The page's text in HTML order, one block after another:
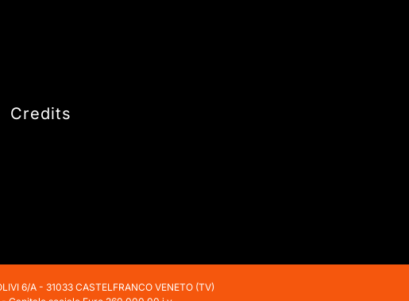
Credits
6/A - 31033 CASTELFRANCO VENETO (TV)